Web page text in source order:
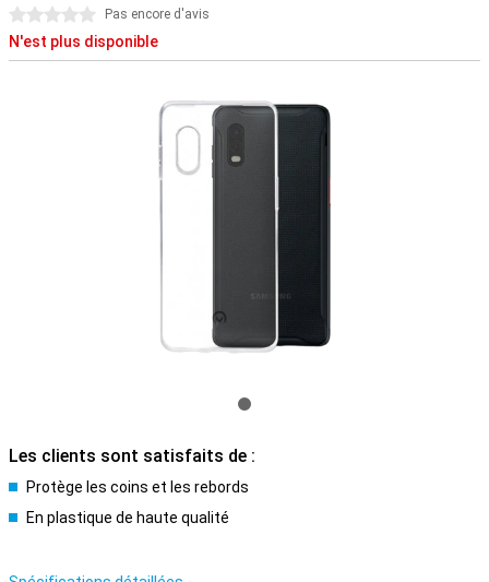
0 étoiles Pas encore d'avis
N'est plus disponible
Les clients sont satisfaits de :
Protège les coins et les rebords
En plastique de haute qualité